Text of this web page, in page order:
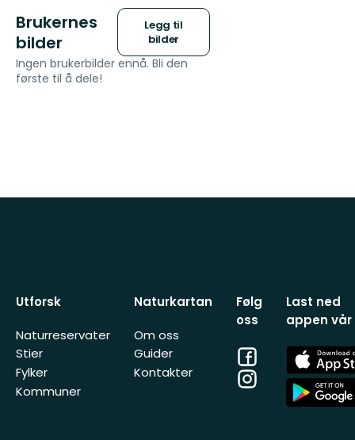
Brukernes
bilder
Legg til
bilder
Ingen brukerbilder ennå. Bli den
første til å dele!
Utforsk
Naturreservater
Stier
Fylker
Kommuner
Naturkartan
Om oss
Guider
Kontakter
Følg
oss
Facebook
Instagram
Last ned
appen vår
App
Store
App
Store